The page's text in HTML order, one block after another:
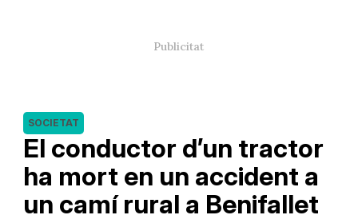
El conductor d’un tractor
ha mort en un accident a
un camí rural a Benifallet
SOCIETAT